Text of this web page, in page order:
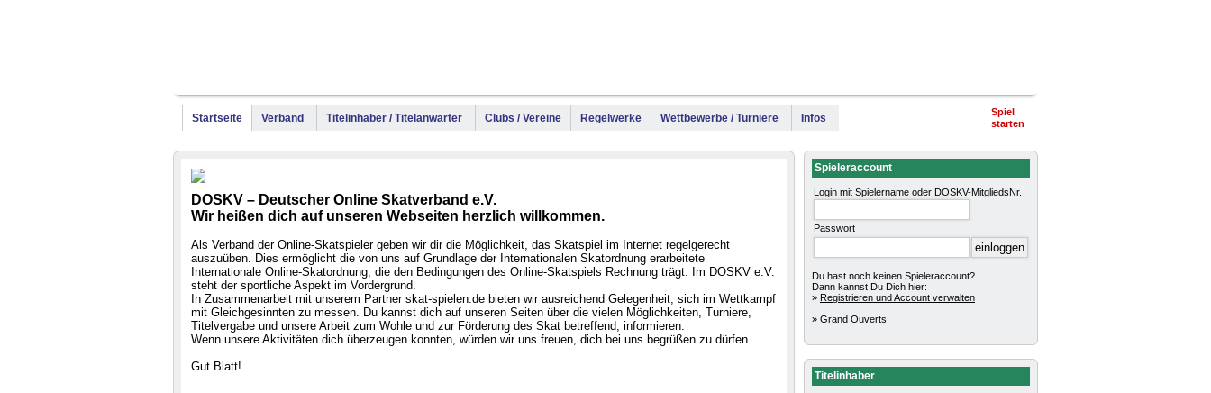
Startseite Verband Titelinhaber / Titelanwärter Clubs / Vereine Regelwerke Wettbewerbe / Turniere Infos
Spiel
starten
DOSKV – Deutscher Online Skatverband e.V.
Wir heißen dich auf unseren Webseiten herzlich willkommen.
Als Verband der Online-Skatspieler geben wir dir die Möglichkeit, das Skatspiel im Internet regelgerecht
auszuüben. Dies ermöglicht die von uns auf Grundlage der Internationalen Skatordnung erarbeitete
Internationale Online-Skatordnung, die den Bedingungen des Online-Skatspiels Rechnung trägt. Im DOSKV e.V.
steht der sportliche Aspekt im Vordergrund.
In Zusammenarbeit mit unserem Partner skat-spielen.de bieten wir ausreichend Gelegenheit, sich im Wettkampf
mit Gleichgesinnten zu messen. Du kannst dich auf unseren Seiten über die vielen Möglichkeiten, Turniere,
Titelvergabe und unsere Arbeit zum Wohle und zur Förderung des Skat betreffend, informieren.
Wenn unsere Aktivitäten dich überzeugen konnten, würden wir uns freuen, dich bei uns begrüßen zu dürfen.
Gut Blatt!
Spieleraccount
Login mit Spielername oder DOSKV-MitgliedsNr.
Passwort
Du hast noch keinen Spieleraccount?
Dann kannst Du Dich hier:
» Registrieren und Account verwalten
» Grand Ouverts
Titelinhaber